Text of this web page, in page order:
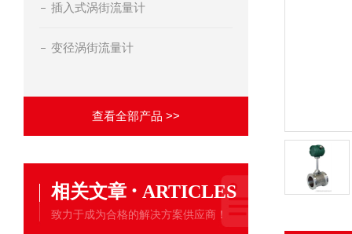
插入式涡街流量计
变径涡街流量计
查看全部产品 >>
相关文章 · ARTICLES
致力于成为合格的解决方案供应商！